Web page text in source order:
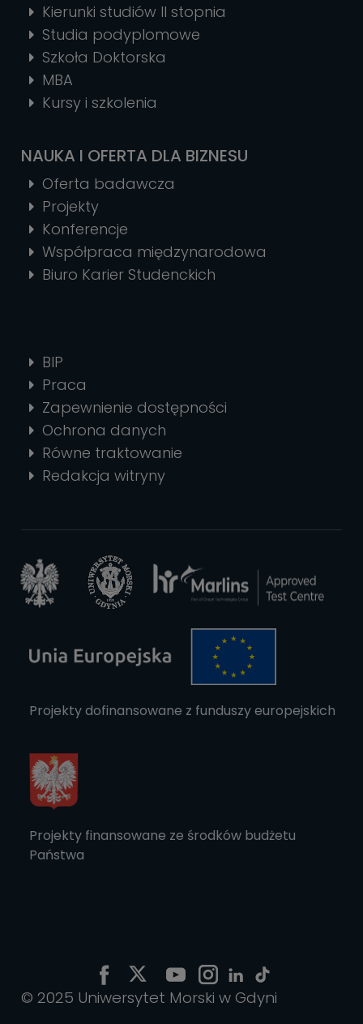
Kierunki studiów II stopnia
Studia podyplomowe
Szkoła Doktorska
MBA
Kursy i szkolenia
NAUKA I OFERTA DLA BIZNESU
Oferta badawcza
Projekty
Konferencje
Współpraca międzynarodowa
Biuro Karier Studenckich
BIP
Praca
Zapewnienie dostępności
Ochrona danych
Równe traktowanie
Redakcja witryny
Projekty dofinansowane z funduszy europejskich
Projekty finansowane ze środków budżetu
Państwa
© 2025 Uniwersytet Morski w Gdyni